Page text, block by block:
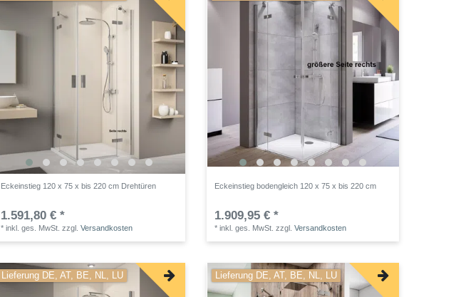
Eckeinstieg 120 x 75 x bis 220 cm Drehtüren
1.591,80 € *
*inkl. ges. MwSt. zzgl.Versandkosten
Eckeinstieg bodengleich 120 x 75 x bis 220 cm
1.909,95 € *
*inkl. ges. MwSt. zzgl.Versandkosten
Lieferung DE, AT, BE, NL, LU Lieferung DE, AT, BE, NL, LU